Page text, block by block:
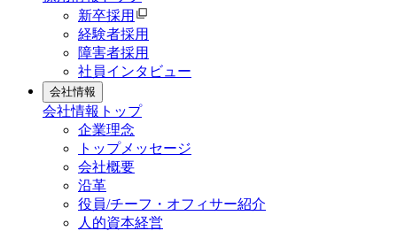
新卒採用
経験者採用
障害者採用
社員インタビュー
会社情報
会社情報 トップ
企業理念
トップメッセージ
会社概要
沿革
役員/チーフ・オフィサー紹介
人的資本経営